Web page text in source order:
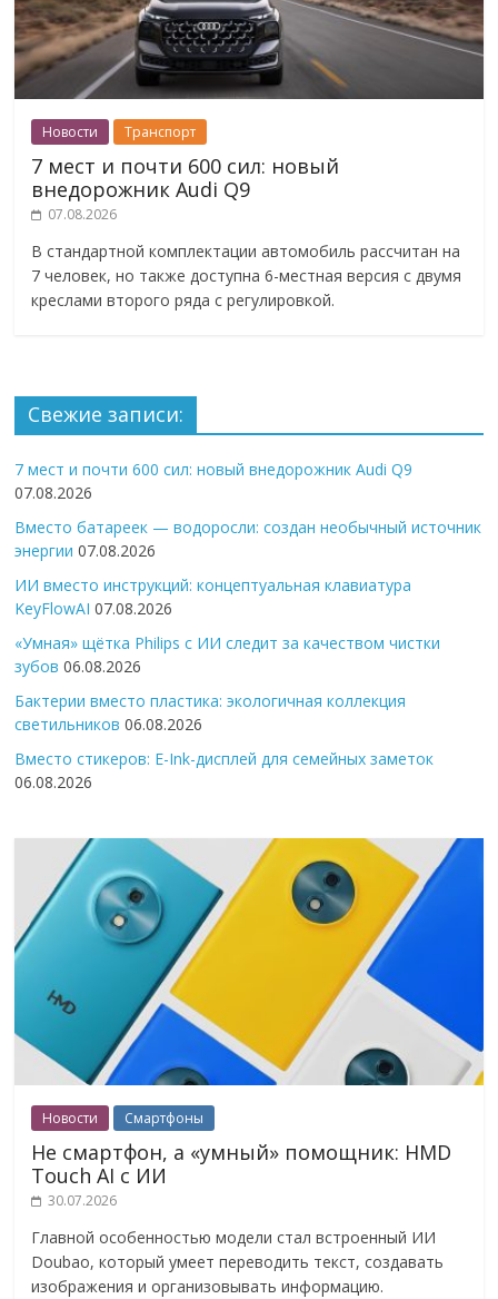
Новости Транспорт
7 мест и почти 600 сил: новый
внедорожник Audi Q9
07.08.2026
В стандартной комплектации автомобиль рассчитан на
7 человек, но также доступна 6-местная версия с двумя
креслами второго ряда с регулировкой.
Свежие записи:
7 мест и почти 600 сил: новый внедорожник Audi Q9
07.08.2026
Вместо батареек — водоросли: создан необычный источник
энергии 07.08.2026
ИИ вместо инструкций: концептуальная клавиатура
KeyFlowAI 07.08.2026
«Умная» щётка Philips с ИИ следит за качеством чистки
зубов 06.08.2026
Бактерии вместо пластика: экологичная коллекция
светильников 06.08.2026
Вместо стикеров: E-Ink-дисплей для семейных заметок
06.08.2026
Новости Смартфоны
Не смартфон, а «умный» помощник: HMD
Touch AI с ИИ
30.07.2026
Главной особенностью модели стал встроенный ИИ
Doubao, который умеет переводить текст, создавать
изображения и организовывать информацию.